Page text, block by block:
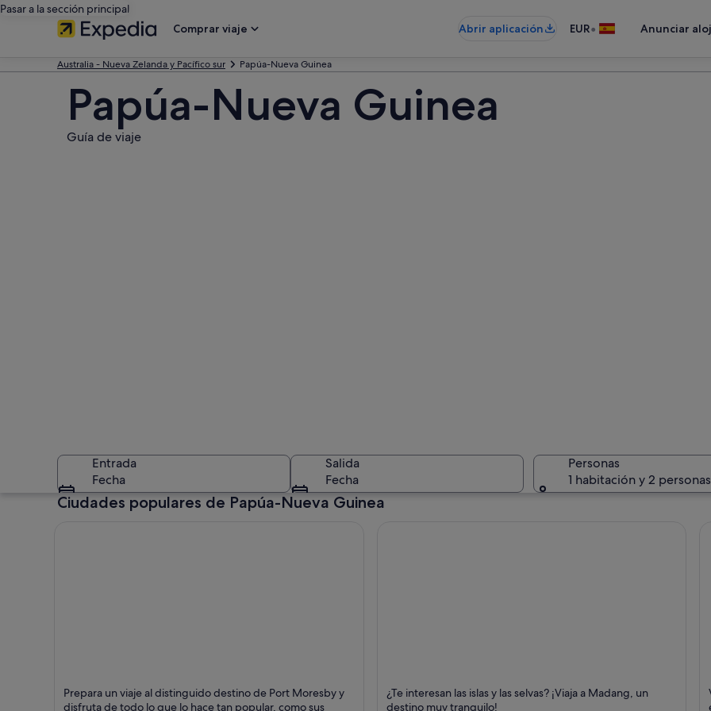
Pasar a la sección principal
Comprar viaje
Abrir aplicación EUR• Anunciar
Australia - Nueva Zelanda y Pacífico sur Papúa-Nueva Guinea
Papúa-Nueva Guinea
Guía de viaje
Entrada
Fecha
Salida
Fecha
Personas
1 habitación y 2 personas
Ciudades populares de Papúa-Nueva Guinea
Port Moresby
Puntos fuertes: Puertos, Spas y Parques naturales
Prepara un viaje al distinguido destino de Port Moresby y
disfruta de todo lo que lo hace tan popular, como sus
Madang
Puntos fuertes: Islas,
¿Te interesan las islas y las selvas? ¡Viaja a Madang, un
destino muy tranquilo!